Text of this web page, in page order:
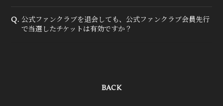
Q. 公式ファンクラブを退会しても、公式ファンクラブ会員先行
で当選したチケットは有効ですか？
BACK